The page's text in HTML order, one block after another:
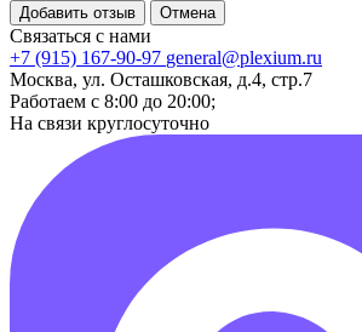
Добавить отзыв Отмена
Связаться с нами
+7 (915) 167-90-97 general@plexium.ru
Москва, ул. Осташковская, д.4, стр.7
Работаем с 8:00 до 20:00;
На связи круглосуточно